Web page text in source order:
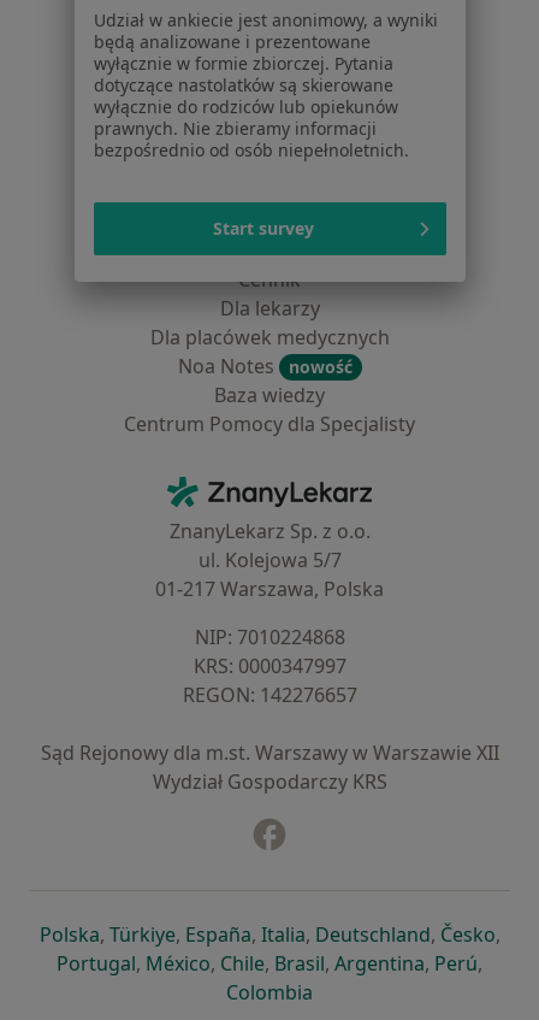
Placówki medyczne
Pytania i odpowiedzi
Usługi i zabiegi
Choroby
Pomoc
Aplikacje mobilne
Dla profesjonalistów
Cennik
Dla lekarzy
Dla placówek medycznych
Noa Notes
nowość
Baza wiedzy
Centrum Pomocy dla Specjalisty
ZnanyLekarz - Strona główna
ZnanyLekarz Sp. z o.o.
ul. Kolejowa 5/7
01-217 Warszawa, Polska
NIP: ⁠7010224868
KRS: ⁠0000347997
REGON: ⁠142276657
Sąd Rejonowy dla m.st. Warszawy w Warszawie XII
Wydział Gospodarczy KRS
Polskaotwiera się w nowej karcie
, Türkiyeotwiera się w nowej karcie
, Españaotwiera się w nowej karcie
, Italiaotwiera się w nowej
, Deutschlandotwiera się
, Česko,
Portugalotwiera się w nowej karcie
, Méxicootwiera się w nowej karcie
, Chileotwiera się w nowej karcie
, Brasilotwiera się w nowej
, Argentinaotwiera się
, Perú,
Colombia
Udział w ankiecie jest anonimowy, a wyniki
będą analizowane i prezentowane
wyłącznie w formie zbiorczej. Pytania
dotyczące nastolatków są skierowane
wyłącznie do rodziców lub opiekunów
prawnych. Nie zbieramy informacji
bezpośrednio od osób niepełnoletnich.
Start survey